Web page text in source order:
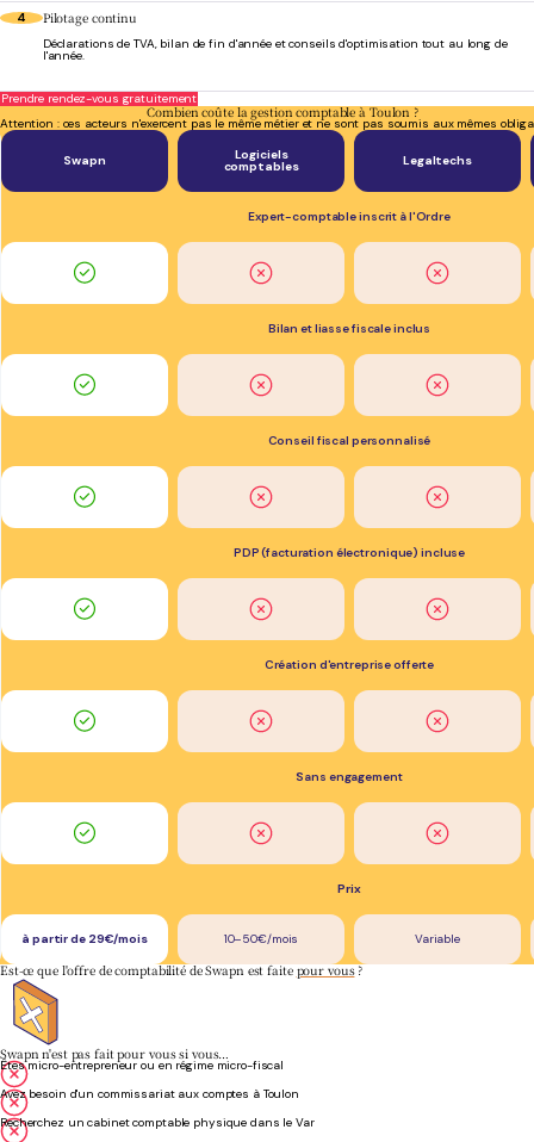
4 Pilotage continu
Déclarations de TVA, bilan de fin d'année et conseils d'optimisation tout au long de
l'année.
Prendre rendez-vous gratuitement
Combien coûte la gestion comptable à Toulon ?
Attention : ces acteurs n'exercent pas le même métier et ne sont pas soumis aux mêmes
Swapn Logiciels
comptables Legaltechs
Expert-comptable inscrit à l'Ordre
Bilan et liasse fiscale inclus
Conseil fiscal personnalisé
PDP (facturation électronique) incluse
Création d'entreprise offerte
Sans engagement
Prix
à partir de 29€/mois 10–50€/mois Variable
Est-ce que l'offre de comptabilité de Swapn est faitepour vous?
Swapn n'est pas fait pour vous si vous…
Êtes micro-entrepreneur ou en régime micro-fiscal
Avez besoin d'un commissariat aux comptes à Toulon
Recherchez un cabinet comptable physique dans le Var